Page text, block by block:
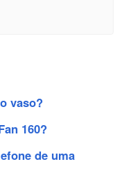
vaso?
160?
de uma